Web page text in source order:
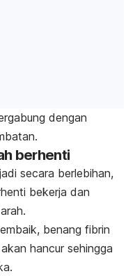
dengan
berhenti
secara berlebihan,
bekerja dan
benang fibrin
hancur sehingga